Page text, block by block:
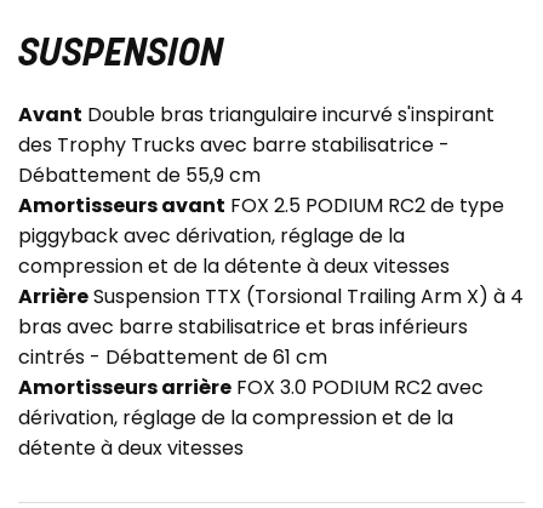
SUSPENSION
Avant Double bras triangulaire incurvé s'inspirant
des Trophy Trucks avec barre stabilisatrice -
Débattement de 55,9 cm
Amortisseurs avant FOX 2.5 PODIUM RC2 de type
piggyback avec dérivation, réglage de la
compression et de la détente à deux vitesses
ArrièreSuspension TTX (Torsional Trailing Arm X) à 4
bras avec barre stabilisatrice et bras inférieurs
cintrés - Débattement de 61 cm
Amortisseurs arrière FOX 3.0 PODIUM RC2 avec
dérivation, réglage de la compression et de la
détente à deux vitesses